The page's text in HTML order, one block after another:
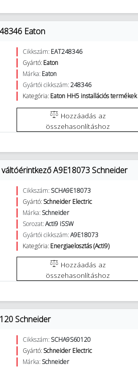
Eaton
Cikkszám: EAT248346
Gyártó: Eaton
Márka: Eaton
Gyártói cikkszám:248346
Kategória: Eaton HH5 installációs termékek
összehasonlításhoz
A9E18073 Schneider
Cikkszám: SCHA9E18073
Gyártó: Schneider Electric
Márka: Schneider
Sorozat:Acti9 iSSW
Gyártói cikkszám:A9E18073
Kategória: Energiaelosztás (Acti9)
összehasonlításhoz
Schneider
Cikkszám: SCHA9S60120
Gyártó: Schneider Electric
Márka: Schneider